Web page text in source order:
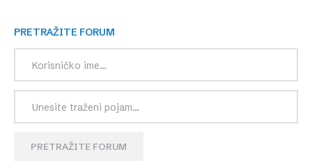
PRETRAŽITE FORUM
PRETRAŽITE FORUM